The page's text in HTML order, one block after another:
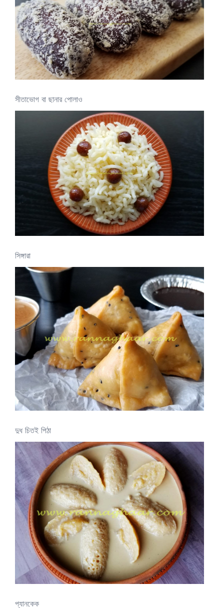
সীতাভোগ বা ছানার পোলাও
সিঙ্গারা
দুধ চিতই পিঠা
প্যানকেক